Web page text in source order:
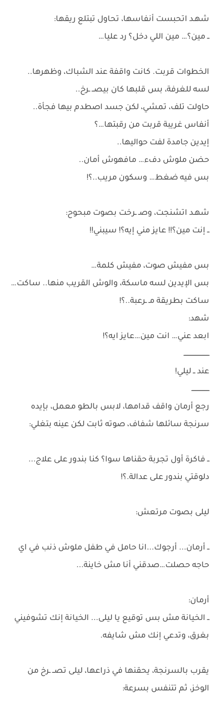
شهـد اتحبست أنفاسها، تحاول تبتلع ريقها:
ــ مين؟… مين اللي دخل؟ رد عليا…
الخطوات قربت. كانت واقفة عند الشباك، وظهرها..
لسه للغرفة، بس قلبها كان بيصــ ـرخ..
حاولت تلف، تمشي، لكن جسد اصطدم بيها فجأة..
أنفاس غريبة قربت من رقبتها…؟
إيدين جامدة لفت حواليها..
حضن ملوش دفء… مافهوش أمان..
بس فيه ضغط… وسكون مريب..؟!
شهـد اتشنجت، وصـ ـرخت بصوت مبحوح:
ــ إنت مين؟!! عايز مني إيه؟! سيبني!!
بس مفيش صوت، مفيش كلمة…
بس الإيدين لسه ماسكة، والوش القريب منها.. ساكت…
ساكت بطريقة مـ ـرعبة..؟!
شهد:
ابعد عني… انت مين…عايز ايه؟!
ــــــــــــــــــــــــــ
عند ــ ليلي!
ــــــــــــــــــ
رجع أرمان واقف قدامها، لابس بالطو معمل، بإيده
سرنجة سائلها شفاف، صوته ثابت لكن عينه بتغلي:
ــ فاكرة أول تجربة حقناها سوا؟ كنا بندور على علاج...
دلوقتي بندور على عدالة.؟!
ليلى بصوت مرتعش:
ــ أرمان... أرجوك...انا حامل في طفل ملوش ذنب في اي
حاجه حصلت…صدقني أنا مش خاينة...
أرمان:
ــ الخيانة مش بس توقيع يا ليلى... الخيانة إنك تشوفيني
بغرق، وتدعي إنك مش شايفه.
يقرب بالسرنجة، يحقنها في ذراعها، ليلى تصــ ـرخ من
الوخز، ثم تتنفس بسرعة: